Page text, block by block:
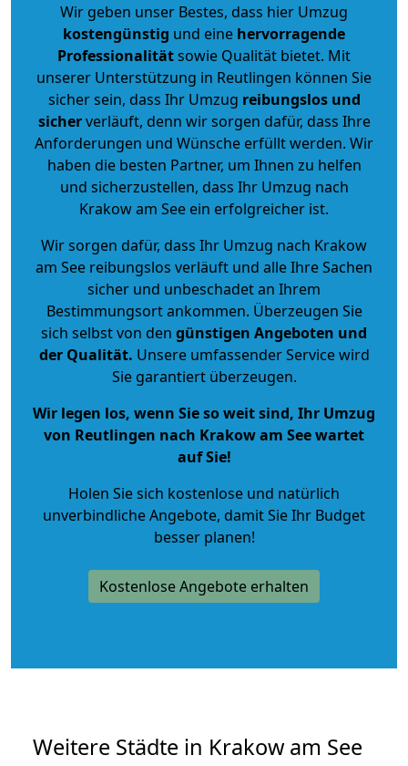
Wir geben unser Bestes, dass hier Umzug
kostengünstig und eine hervorragende
Professionalitätsowie Qualität bietet. Mit
unserer Unterstützung in Reutlingen können Sie
sicher sein, dass Ihr Umzug reibungslos und
sicherverläuft, denn wir sorgen dafür, dass Ihre
Anforderungen und Wünsche erfüllt werden. Wir
haben die besten Partner, um Ihnen zu helfen
und sicherzustellen, dass Ihr Umzug nach
Krakow am See ein erfolgreicher ist.
Wir sorgen dafür, dass Ihr Umzug nach Krakow
am See reibungslos verläuft und alle Ihre Sachen
sicher und unbeschadet an Ihrem
Bestimmungsort ankommen. Überzeugen Sie
sich selbst von den günstigen Angeboten und
der Qualität. Unsere umfassender Service wird
Sie garantiert überzeugen.
Wir legen los, wenn Sie so weit sind, Ihr Umzug
von Reutlingen nach Krakow am See wartet
auf Sie!
Holen Sie sich kostenlose und natürlich
unverbindliche Angebote, damit Sie Ihr Budget
besser planen!
Kostenlose Angebote erhalten
Weitere Städte in Krakow am See